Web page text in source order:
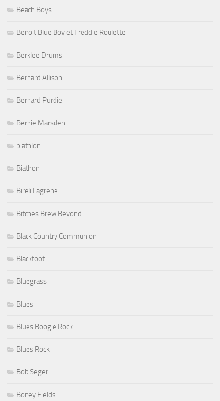
Beach Boys
Benoit Blue Boy et Freddie Roulette
Berklee Drums
Bernard Allison
Bernard Purdie
Bernie Marsden
biathlon
Biathon
Bireli Lagrene
Bitches Brew Beyond
Black Country Communion
Blackfoot
Bluegrass
Blues
Blues Boogie Rock
Blues Rock
Bob Seger
Boney Fields